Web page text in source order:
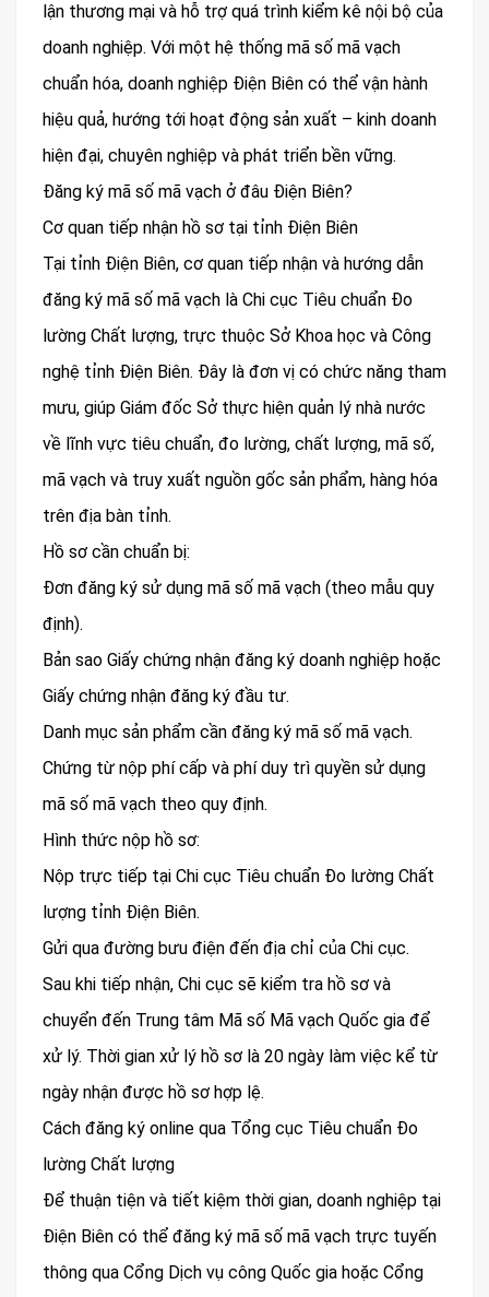
lận thương mại và hỗ trợ quá trình kiểm kê nội bộ của
doanh nghiệp. Với một hệ thống mã số mã vạch
chuẩn hóa, doanh nghiệp Điện Biên có thể vận hành
hiệu quả, hướng tới hoạt động sản xuất – kinh doanh
hiện đại, chuyên nghiệp và phát triển bền vững.
Đăng ký mã số mã vạch ở đâu Điện Biên?
Cơ quan tiếp nhận hồ sơ tại tỉnh Điện Biên
Tại tỉnh Điện Biên, cơ quan tiếp nhận và hướng dẫn
đăng ký mã số mã vạch là Chi cục Tiêu chuẩn Đo
lường Chất lượng, trực thuộc Sở Khoa học và Công
nghệ tỉnh Điện Biên. Đây là đơn vị có chức năng tham
mưu, giúp Giám đốc Sở thực hiện quản lý nhà nước
về lĩnh vực tiêu chuẩn, đo lường, chất lượng, mã số,
mã vạch và truy xuất nguồn gốc sản phẩm, hàng hóa
trên địa bàn tỉnh.
Hồ sơ cần chuẩn bị:
Đơn đăng ký sử dụng mã số mã vạch (theo mẫu quy
định).
Bản sao Giấy chứng nhận đăng ký doanh nghiệp hoặc
Giấy chứng nhận đăng ký đầu tư.
Danh mục sản phẩm cần đăng ký mã số mã vạch.
Chứng từ nộp phí cấp và phí duy trì quyền sử dụng
mã số mã vạch theo quy định.
Hình thức nộp hồ sơ:
Nộp trực tiếp tại Chi cục Tiêu chuẩn Đo lường Chất
lượng tỉnh Điện Biên.
Gửi qua đường bưu điện đến địa chỉ của Chi cục.
Sau khi tiếp nhận, Chi cục sẽ kiểm tra hồ sơ và
chuyển đến Trung tâm Mã số Mã vạch Quốc gia để
xử lý. Thời gian xử lý hồ sơ là 20 ngày làm việc kể từ
ngày nhận được hồ sơ hợp lệ.
Cách đăng ký online qua Tổng cục Tiêu chuẩn Đo
lường Chất lượng
Để thuận tiện và tiết kiệm thời gian, doanh nghiệp tại
Điện Biên có thể đăng ký mã số mã vạch trực tuyến
thông qua Cổng Dịch vụ công Quốc gia hoặc Cổng